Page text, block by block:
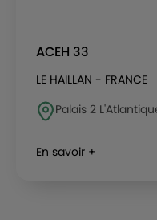
ACEH 33
LE HAILLAN - FRANCE
Palais 2
En savoir +